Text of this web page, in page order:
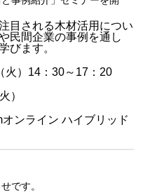
目される木材活用につい
民間企業の事例を通し
びます。
火）14：30～17：20
）
ンライン ハイブリッド
です。